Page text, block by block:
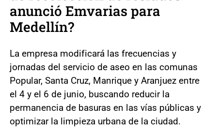
anunció Emvarias para
Medellín?
La empresa modificará las frecuencias y
jornadas del servicio de aseo en las comunas
Popular, Santa Cruz, Manrique y Aranjuez entre
el 4 y el 6 de junio, buscando reducir la
permanencia de basuras en las vías públicas y
optimizar la limpieza urbana de la ciudad.